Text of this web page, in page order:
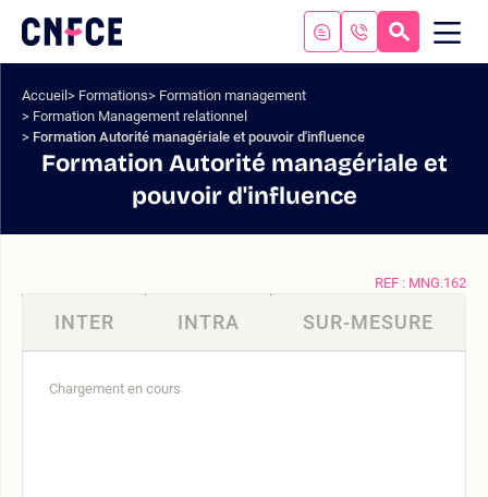
contenu
menu
Logo
site
Accueil Formations
Formation management
Formation Management relationnel
Formation Autorité managériale et pouvoir d'influence
Formation Autorité managériale et
pouvoir d'influence
REF : MNG.162
INTER INTRA SUR-MESURE